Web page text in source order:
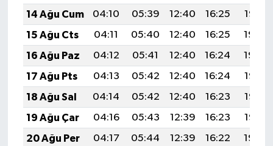
14 Ağu Cum
04:10 05:39 12:40 16:25
19:32
15 Ağu Cts
04:11 05:40 12:40 16:25
19:30
16 Ağu Paz
04:12 05:41 12:40 16:24
19:29
17 Ağu Pts
04:13 05:42 12:40 16:24
19:28
18 Ağu Sal
04:14 05:42 12:40 16:23
19:27
19 Ağu Çar
04:16 05:43 12:39 16:23
19:25
20 Ağu Per
04:17 05:44 12:39 16:22
19:24